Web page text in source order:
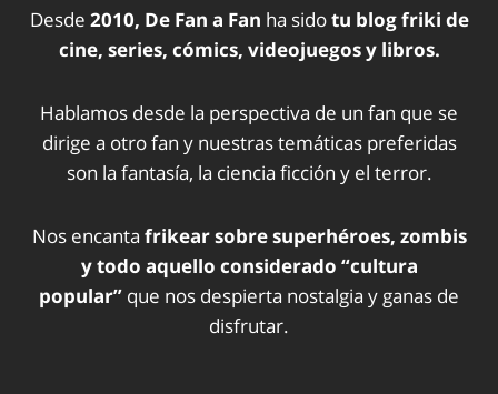
Desde 2010, De Fan a Fan ha sidotu blog friki de
cine, series, cómics, videojuegos y libros.
Hablamos desde la perspectiva de un fan que se
dirige a otro fan y nuestras temáticas preferidas
son la fantasía, la ciencia ficción y el terror.
Nos encanta frikear sobre superhéroes, zombis
y todo aquello considerado “cultura
popular” que nos despierta nostalgia y ganas de
disfrutar.